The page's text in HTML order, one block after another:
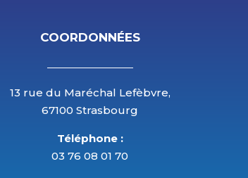
COORDONNÉES
13 rue du Maréchal Lefèbvre,
67100 Strasbourg
Téléphone :
03 76 08 01 70